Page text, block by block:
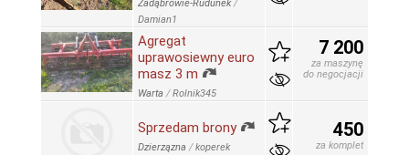
Zadąbrowie-Rudunek/
Damian1
Agregat
uprawosiewny euro
masz 3 m
Warta /Rolnik345
7 200
za maszynę
do negocjacji
Sprzedam brony
Dzierzązna /koperek
450
za komplet